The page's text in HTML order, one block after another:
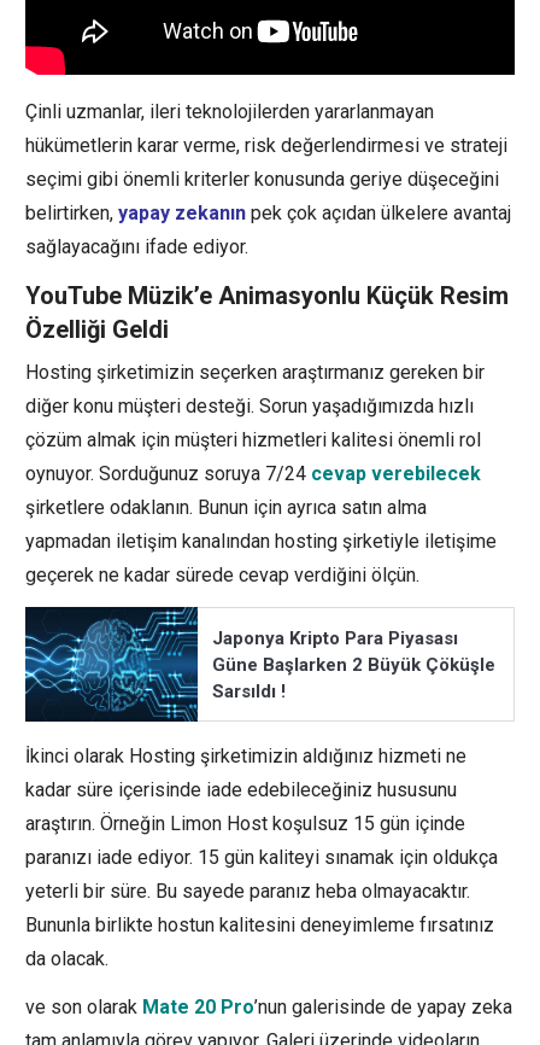
Çinli uzmanlar, ileri teknolojilerden yararlanmayan
hükümetlerin karar verme, risk değerlendirmesi ve strateji
seçimi gibi önemli kriterler konusunda geriye düşeceğini
belirtirken, yapay zekanın pek çok açıdan ülkelere avantaj
sağlayacağını ifade ediyor.
YouTube Müzik’e Animasyonlu Küçük Resim
Özelliği Geldi
Hosting şirketimizin seçerken araştırmanız gereken bir
diğer konu müşteri desteği. Sorun yaşadığımızda hızlı
çözüm almak için müşteri hizmetleri kalitesi önemli rol
oynuyor. Sorduğunuz soruya 7/24 cevap verebilecek
şirketlere odaklanın. Bunun için ayrıca satın alma
yapmadan iletişim kanalından hosting şirketiyle iletişime
geçerek ne kadar sürede cevap verdiğini ölçün.
Japonya Kripto Para Piyasası
Güne Başlarken 2 Büyük Çöküşle
Sarsıldı !
İkinci olarak Hosting şirketimizin aldığınız hizmeti ne
kadar süre içerisinde iade edebileceğiniz hususunu
araştırın. Örneğin Limon Host koşulsuz 15 gün içinde
paranızı iade ediyor. 15 gün kaliteyi sınamak için oldukça
yeterli bir süre. Bu sayede paranız heba olmayacaktır.
Bununla birlikte hostun kalitesini deneyimleme fırsatınız
da olacak.
ve son olarak Mate 20 Pro’nun galerisinde de yapay zeka